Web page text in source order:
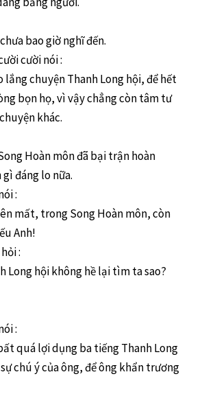
bao giờ nghĩ đến.
cười nói :
lắng chuyện Thanh Long hội, để hết
bọn họ, vì vậy chẳng còn tâm tư
khác.
Hoàn môn đã bại trận hoàn
đáng lo nữa.
:
mất, trong Song Hoàn môn, còn
Anh!
:
Long hội không hề lại tìm ta sao?
:
quá lợi dụng ba tiếng Thanh Long
chú ý của ông, để ông khẩn trương